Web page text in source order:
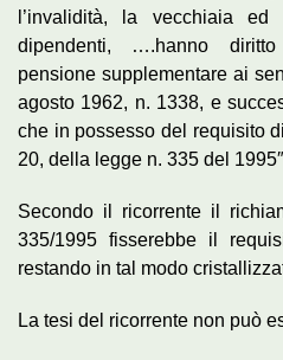
l’invalidità, la vecchiaia
dipendenti, ….hanno
pensione supplementare ai
agosto 1962, n. 1338, e
che in possesso del requisito
20, della legge n. 335 del
Secondo il ricorrente il
335/1995 fisserebbe il
restando in tal modo
La tesi del ricorrente non può